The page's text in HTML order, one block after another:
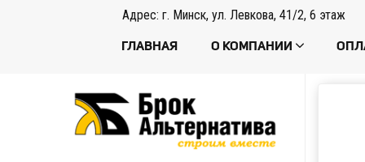
Адрес: г. Минск, ул. Левкова, 41/2, 6 этаж
ГЛАВНАЯ О КОМПАНИИ